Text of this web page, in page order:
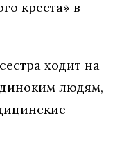
креста» в
ходит на
людям,